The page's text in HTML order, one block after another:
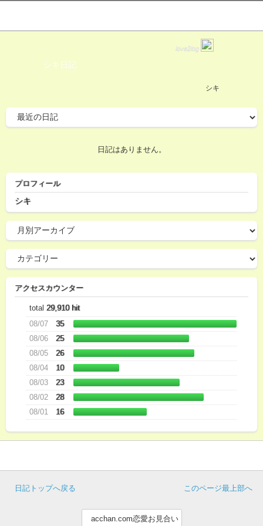
love2log
シキ日記
シキ
日記はありません。
プロフィール
シキ
アクセスカウンター
total 29,910 hit
08/07
35
08/06
25
08/05
26
08/04
10
08/03
23
08/02
28
08/01
16
このページ最上部へ
日記トップへ戻る